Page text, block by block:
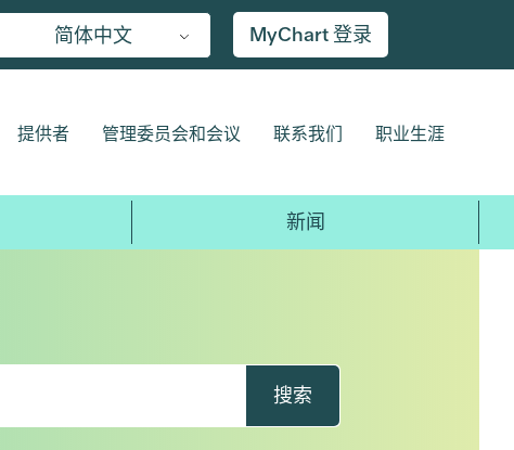
简体中文 MyChart 登录
提供者 管理委员会和会议 联系我们 职业生涯
新闻
搜索